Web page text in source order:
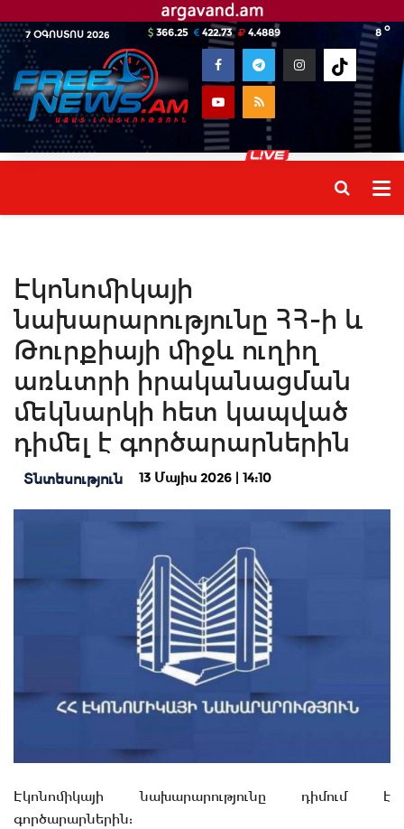
7 ՕԳՈՍՏՈՍ 2026 8 o
366.25 422.73 4.4889
Էկոնոմիկայի
նախարարությունը ՀՀ-ի և
Թուրքիայի միջև ուղիղ
առևտրի իրականացման
մեկնարկի հետ կապված
դիմել է գործարարներին
Տնտեսություն 13 Մայիս 2026 | 14:10
Էկոնոմիկայի նախարարությունը դիմում է
գործարարներին: